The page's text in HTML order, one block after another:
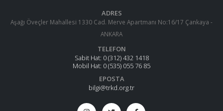
ADRES
Aşağı Öveçler Mahallesi 1330 Cad. Merve Apartmanı No:16/17 Çankaya -
ANKARA
TELEFON
Sabit Hat: 0 (312) 432 1418
Mobil Hat: 0 (535) 055 76 85
EPOSTA
bilgi@trkd.org.tr